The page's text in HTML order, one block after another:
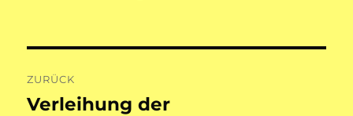
ZURÜCK
Vorheriger
Verleihung der